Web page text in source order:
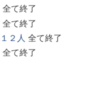
全て終了
全て終了
２人 全て終了
全て終了